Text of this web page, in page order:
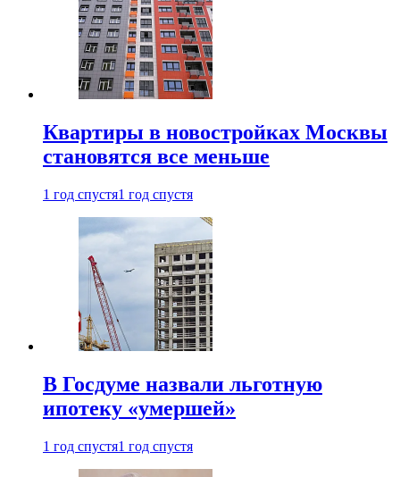
Квартиры в новостройках Москвы
становятся все меньше
1 год спустя1 год спустя
В Госдуме назвали льготную
ипотеку «умершей»
1 год спустя1 год спустя